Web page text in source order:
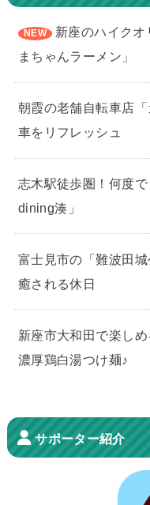
新座のハイク
まちゃんラーメン」
朝霞の老舗自転車店
車をリフレッシュ
志木駅徒歩圏！何度
dining湊」
富士見市の「難波田
癒される休日
新座市大和田で楽し
濃厚鶏白湯つけ麺♪
サポーター紹介